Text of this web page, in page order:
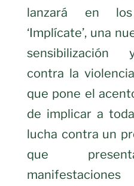
lanzará en
‘Implícate’, una
sensibilización
contra la
que pone el
de implicar a
lucha contra un
que